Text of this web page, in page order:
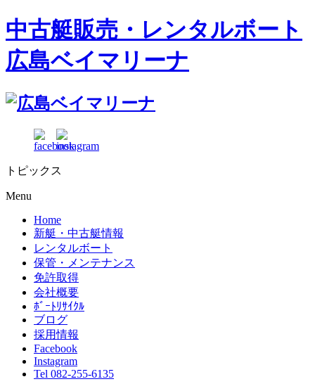
中古艇販売・レンタルボート
広島ベイマリーナ
トピックス
Menu
Home
新艇・中古艇情報
レンタルボート
保管・メンテナンス
免許取得
会社概要
ﾎﾞｰﾄﾘｻｲｸﾙ
ブログ
採用情報
Facebook
Instagram
Tel 082-255-6135